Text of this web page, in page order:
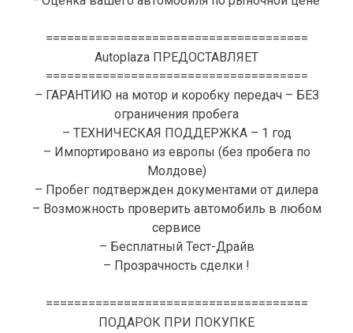
=====================================
Autoplaza ПРЕДОСТАВЛЯЕТ
=====================================
– ГАРАНТИЮ на мотор и коробку передач – БЕЗ
ограничения пробега
– ТЕХНИЧЕСКАЯ ПОДДЕРЖКА – 1 год
– Импортировано из европы (без пробега по
Молдове)
– Пробег подтвержден документами от дилера
– Возможность проверить автомобиль в любом
сервисе
– Бесплатный Тест-Драйв
– Прозрачность сделки !
=====================================
ПОДАРОК ПРИ ПОКУПКЕ